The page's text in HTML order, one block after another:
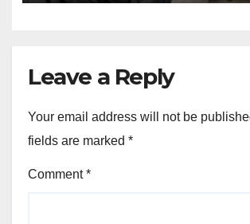
Leave a Reply
Your email address will not be
fields are marked *
Comment*